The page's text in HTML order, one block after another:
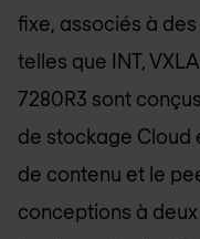
fixe, associés à
telles que INT,
7280R3 sont
de stockage Cloud
de contenu et le
conceptions à